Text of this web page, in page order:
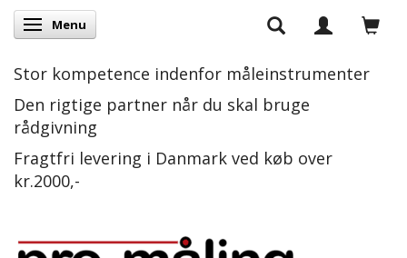
Skifte navigation
Menu
Stor kompetence indenfor måleinstrumenter
Den rigtige partner når du skal bruge
rådgivning
Fragtfri levering i Danmark ved køb over
kr.2000,-